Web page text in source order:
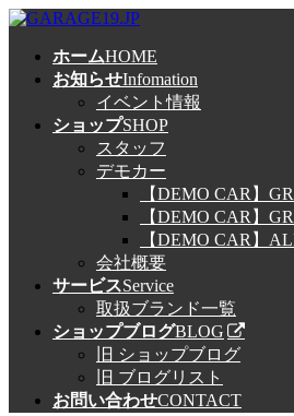
コ
ナ
ホームHOME
お知らせInfomation
イベント情報
ショップSHOP
スタッフ
デモカー
【DEMO CAR】
【DEMO CAR】
【DEMO CAR】
会社概要
サービスService
取扱ブランド一覧
ショップブログBLOG
旧 ショップブログ
旧 ブログリスト
お問い合わせCONTACT